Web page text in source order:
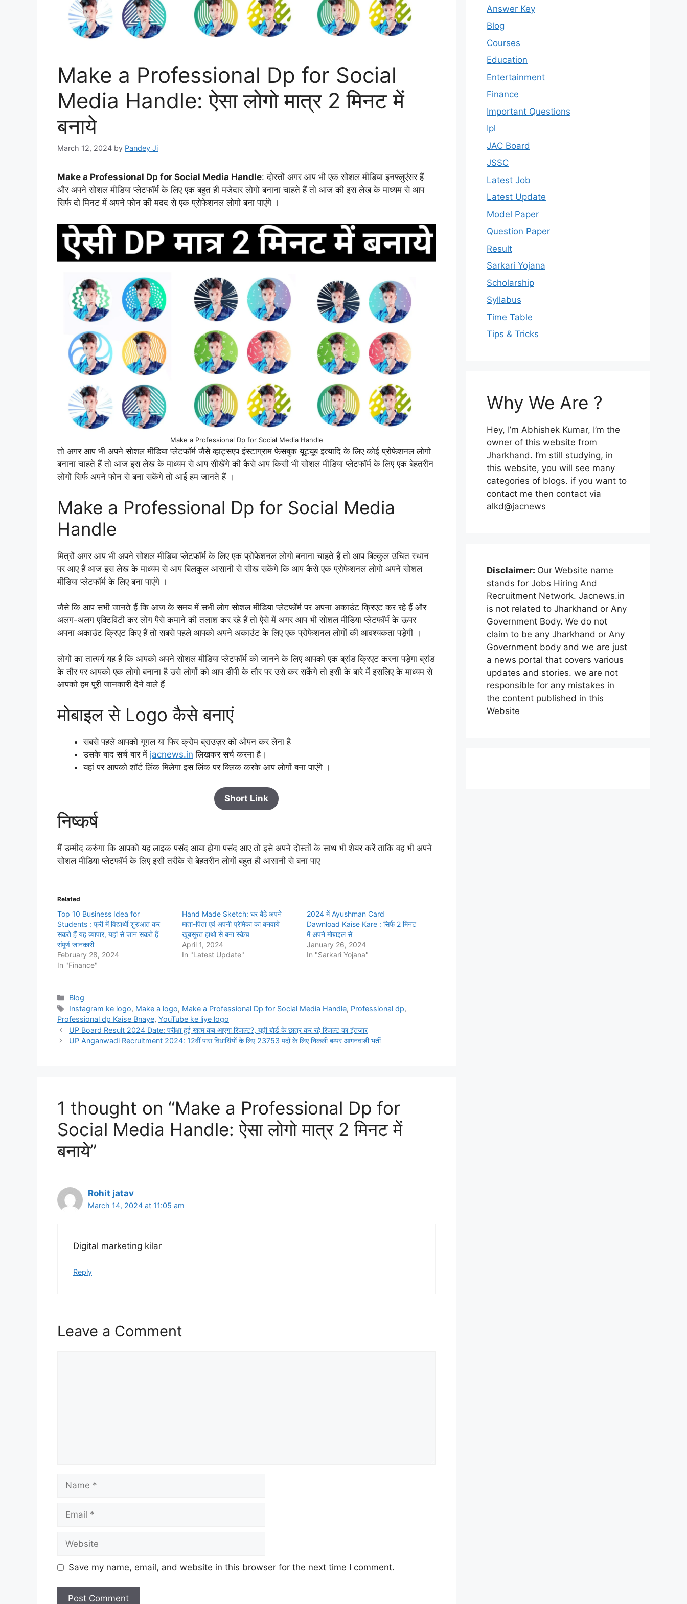
Make a Professional Dp for Social
Media Handle: ऐसा लोगो मात्र 2 मिनट में
बनाये
March 12, 2024 by Pandey Ji
Make a Professional Dp for Social Media Handle: दोस्तों अगर आप भी एक सोशल मीडिया इनफ्लुएंसर हैं
और अपने सोशल मीडिया प्लेटफॉर्म के लिए एक बहुत ही मजेदार लोगो बनाना चाहते हैं तो आज की इस लेख के माध्यम से आप
सिर्फ दो मिनट में अपने फोन की मदद से एक प्रोफेशनल लोगो बना पाएंगे ।
Make a Professional Dp for Social Media Handle
तो अगर आप भी अपने सोशल मीडिया प्लेटफॉर्म जैसे व्हाट्सएप इंस्टाग्राम फेसबुक यूट्यूब इत्यादि के लिए कोई प्रोफेशनल लोगो
बनाना चाहते हैं तो आज इस लेख के माध्यम से आप सीखेंगे की कैसे आप किसी भी सोशल मीडिया प्लेटफॉर्म के लिए एक बेहतरीन
लोगों सिर्फ अपने फोन से बना सकेंगे तो आई हम जानते हैं ।
Make a Professional Dp for Social Media
Handle
मित्रों अगर आप भी अपने सोशल मीडिया प्लेटफॉर्म के लिए एक प्रोफेशनल लोगो बनाना चाहते हैं तो आप बिल्कुल उचित स्थान
पर आए हैं आज इस लेख के माध्यम से आप बिलकुल आसानी से सीख सकेंगे कि आप कैसे एक प्रोफेशनल लोगो अपने सोशल
मीडिया प्लेटफॉर्म के लिए बना पाएंगे ।
जैसे कि आप सभी जानते हैं कि आज के समय में सभी लोग सोशल मीडिया प्लेटफॉर्म पर अपना अकाउंट क्रिएट कर रहे हैं और
अलग-अलग एक्टिविटी कर लोग पैसे कमाने की तलाश कर रहे हैं तो ऐसे में अगर आप भी सोशल मीडिया प्लेटफॉर्म के ऊपर
अपना अकाउंट क्रिएट किए हैं तो सबसे पहले आपको अपने अकाउंट के लिए एक प्रोफेशनल लोगों की आवश्यकता पड़ेगी ।
लोगों का तात्पर्य यह है कि आपको अपने सोशल मीडिया प्लेटफॉर्म को जानने के लिए आपको एक ब्रांड क्रिएट करना पड़ेगा ब्रांड
के तौर पर आपको एक लोगो बनाना है उसे लोगों को आप डीपी के तौर पर उसे कर सकेंगे तो इसी के बारे में इसलिए के माध्यम से
आपको हम पूरी जानकारी देने वाले हैं
मोबाइल से Logo कैसे बनाएं
सबसे पहले आपको गूगल या फिर क्रोम ब्राउज़र को ओपन कर लेना है
उसके बाद सर्च बार में jacnews.in लिखकर सर्च करना है।
यहां पर आपको शॉर्ट लिंक मिलेगा इस लिंक पर क्लिक करके आप लोगों बना पाएंगे ।
Short Link
निष्कर्ष
मैं उम्मीद करुंगा कि आपको यह लाइक पसंद आया होगा पसंद आए तो इसे अपने दोस्तों के साथ भी शेयर करें ताकि वह भी अपने
सोशल मीडिया प्लेटफॉर्म के लिए इसी तरीके से बेहतरीन लोगों बहुत ही आसानी से बना पाए
Related
Top 10 Business Idea for
Students : फ्री में विद्यार्थी शुरुआत कर
सकते हैं यह व्यापार, यहां से जान सकते हैं
संपूर्ण जानकारी
February 28, 2024
In "Finance"
Hand Made Sketch: घर बैठे अपने
माता-पिता एवं अपनी प्रेमिका का बनवाये
खूबसूरत हाथो से बना स्केच
April 1, 2024
In "Latest Update"
2024 में Ayushman Card
Dawnload Kaise Kare : सिर्फ 2 मिनट
में अपने मोबाइल से
January 26, 2024
In "Sarkari Yojana"
Categories
Blog
Tags
Instagram ke logo, Make a logo, Make a Professional Dp for Social Media Handle, Professional dp,
Professional dp Kaise Bnaye, YouTube ke liye logo
UP Board Result 2024 Date: परीक्षा हुई खत्म कब आएगा रिजल्ट?, यूपी बोर्ड के छात्र कर रहे रिजल्ट का इंतजार
UP Anganwadi Recruitment 2024: 12वीं पास विधार्थियों के लिए 23753 पदों के लिए निकली बम्पर आंगनवाड़ी भर्ती
1 thought on “Make a Professional Dp for
Social Media Handle: ऐसा लोगो मात्र 2 मिनट में
बनाये”
Rohit jatav
March 14, 2024 at 11:05 am
Digital marketing kilar
Reply
Leave a Comment
Save my name, email, and website in this browser for the next time I comment.
Answer Key
Blog
Courses
Education
Entertainment
Finance
Important Questions
Ipl
JAC Board
JSSC
Latest Job
Latest Update
Model Paper
Question Paper
Result
Sarkari Yojana
Scholarship
Syllabus
Time Table
Tips & Tricks
Why We Are ?
Hey, I’m Abhishek Kumar, I’m the
owner of this website from
Jharkhand. I’m still studying, in
this website, you will see many
categories of blogs. if you want to
contact me then contact via
alkd@jacnews
Disclaimer: Our Website name
stands for Jobs Hiring And
Recruitment Network. Jacnews.in
is not related to Jharkhand or Any
Government Body. We do not
claim to be any Jharkhand or Any
Government body and we are just
a news portal that covers various
updates and stories. we are not
responsible for any mistakes in
the content published in this
Website